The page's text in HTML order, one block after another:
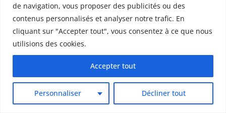
de navigation, vous proposer des publicités ou des
contenus personnalisés et analyser notre trafic. En
cliquant sur "Accepter tout", vous consentez à ce que nous
utilisions des cookies.
Personnaliser Décliner tout
Accepter tout
DODGE
Donald Trump
Dons
Droit
Droit de la consommation